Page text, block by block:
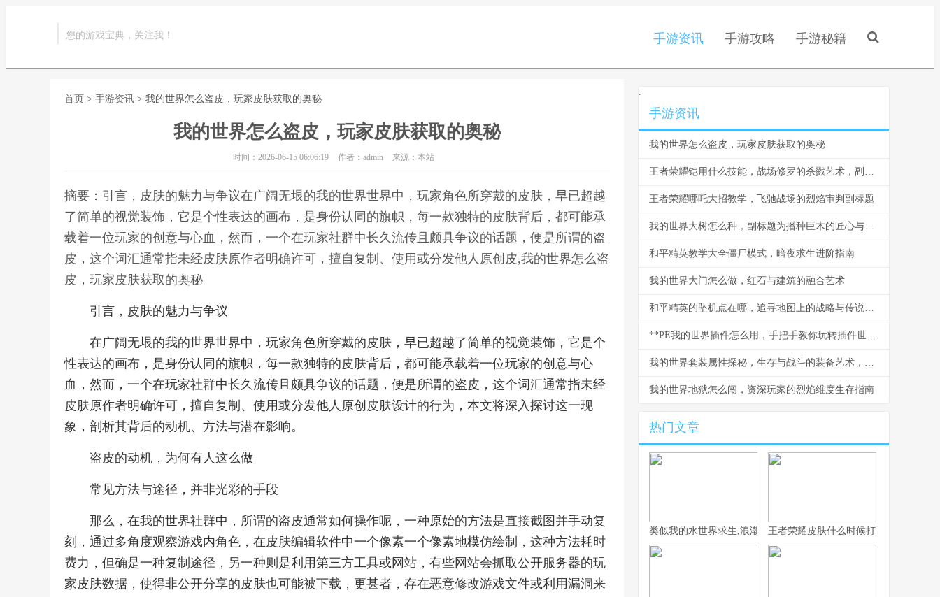
您的游戏宝典，关注我！ 手游资讯 手游攻略 手游秘籍
首页 > 手游资讯 > 我的世界怎么盗皮，玩家皮肤获取的奥秘
我的世界怎么盗皮，玩家皮肤获取的奥秘
时间：2026-06-15 06:06:19 作者：admin 来源：本站
摘要：引言，皮肤的魅力与争议在广阔无垠的我的世界世界中，玩家角色所穿戴的皮肤，早已超越
了简单的视觉装饰，它是个性表达的画布，是身份认同的旗帜，每一款独特的皮肤背后，都可能承
载着一位玩家的创意与心血，然而，一个在玩家社群中长久流传且颇具争议的话题，便是所谓的盗
皮，这个词汇通常指未经皮肤原作者明确许可，擅自复制、使用或分发他人原创皮,我的世界怎么盗
皮，玩家皮肤获取的奥秘
引言，皮肤的魅力与争议
在广阔无垠的我的世界世界中，玩家角色所穿戴的皮肤，早已超越了简单的视觉装饰，它是个
性表达的画布，是身份认同的旗帜，每一款独特的皮肤背后，都可能承载着一位玩家的创意与心
血，然而，一个在玩家社群中长久流传且颇具争议的话题，便是所谓的盗皮，这个词汇通常指未经
皮肤原作者明确许可，擅自复制、使用或分发他人原创皮肤设计的行为，本文将深入探讨这一现
象，剖析其背后的动机、方法与潜在影响。
盗皮的动机，为何有人这么做
常见方法与途径，并非光彩的手段
那么，在我的世界社群中，所谓的盗皮通常如何操作呢，一种原始的方法是直接截图并手动复
刻，通过多角度观察游戏内角色，在皮肤编辑软件中一个像素一个像素地模仿绘制，这种方法耗时
费力，但确是一种复制途径，另一种则是利用第三方工具或网站，有些网站会抓取公开服务器的玩
家皮肤数据，使得非公开分享的皮肤也可能被下载，更甚者，存在恶意修改游戏文件或利用漏洞来
.
手游资讯
我的世界怎么盗皮，玩家皮肤获取的奥秘
王者荣耀铠用什么技能，战场修罗的杀戮艺术，副标题为极致爆发与生存之道
王者荣耀哪吒大招教学，飞驰战场的烈焰审判副标题
我的世界大树怎么种，副标题为播种巨木的匠心与奇思
和平精英教学大全僵尸模式，暗夜求生进阶指南
我的世界大门怎么做，红石与建筑的融合艺术
和平精英的坠机点在哪，追寻地图上的战略与传说副标题
**PE我的世界插件怎么用，手把手教你玩转插件世界，副标题，从零开始掌握插件使用精髓**
我的世界套装属性探秘，生存与战斗的装备艺术，副标题，深入解析盔甲与工具的隐藏法则
我的世界地狱怎么闯，资深玩家的烈焰维度生存指南
热门文章
类似我的水世界求生,浪潮中的孤独与希望王者荣耀皮肤什么时候打折，资深玩家